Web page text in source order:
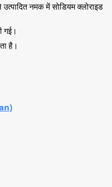
नमक में सोडियम क्लोराइड
गई।
है।